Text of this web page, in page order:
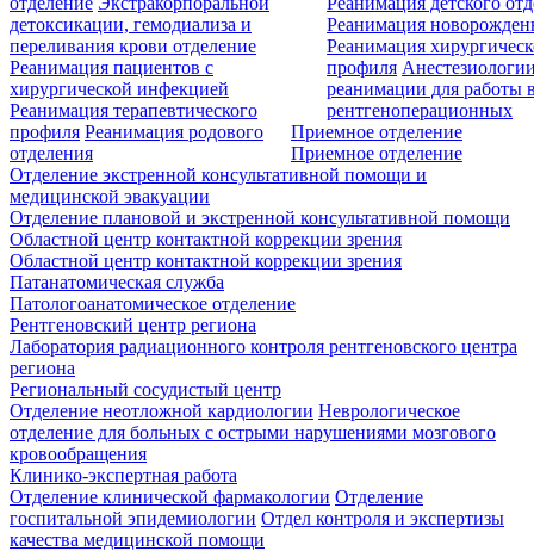
детоксикации, гемодиализа и
переливания крови отделение
Реанимация пациентов с
хирургической инфекцией
Реанимация терапевтического
профиля Реанимация родового
отделения
Реанимация
Реанимация
профиля
реанимации для работы
рентгеноперационных
Приемное отделение
Приемное отделение
Отделение экстренной консультативной помощи и
медицинской эвакуации
Отделение плановой и экстренной консультативной помощи
Областной центр контактной коррекции зрения
Областной центр контактной коррекции зрения
Патанатомическая служба
Патологоанатомическое отделение
Рентгеновский центр региона
Лаборатория радиационного контроля рентгеновского центра
региона
Региональный сосудистый центр
Отделение неотложной кардиологии Неврологическое
отделение для больных с острыми нарушениями мозгового
кровообращения
Клинико-экспертная работа
Отделение клинической фармакологии Отделение
госпитальной эпидемиологии Отдел контроля и экспертизы
качества медицинской помощи